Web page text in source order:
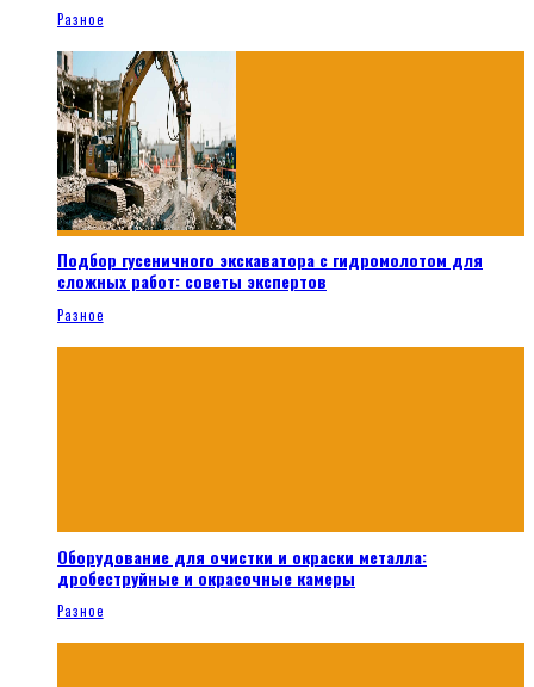
Разное
Подбор гусеничного экскаватора с гидромолотом для
сложных работ: советы экспертов
Разное
Оборудование для очистки и окраски металла:
дробеструйные и окрасочные камеры
Разное